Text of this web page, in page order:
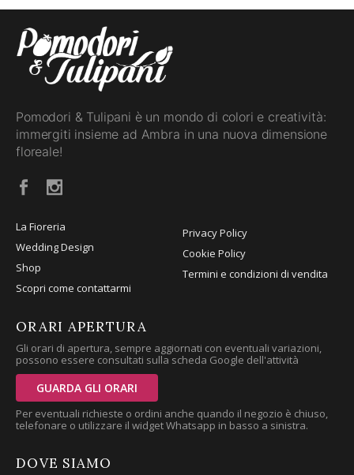
Pomodori & Tulipani è un mondo di colori e creatività:
immergiti insieme ad Ambra in una nuova dimensione
floreale!
La Fioreria
Wedding Design
Shop
Scopri come contattarmi
Privacy Policy
Cookie Policy
Termini e condizioni di vendita
ORARI APERTURA
Gli orari di apertura, sempre aggiornati con eventuali variazioni,
possono essere consultati sulla scheda Google dell'attività
GUARDA GLI ORARI
Per eventuali richieste o ordini anche quando il negozio è chiuso,
telefonare o utilizzare il widget Whatsapp in basso a sinistra.
DOVE SIAMO